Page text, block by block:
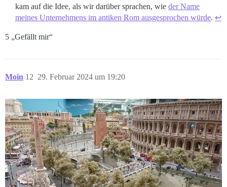
kam auf die Idee, als wir darüber sprachen, wie der Name
meines Unternehmens im antiken Rom ausgesprochen würde. ↩︎
5 „Gefällt mir“
Moin 29. Februar 2024 um 19:20
12